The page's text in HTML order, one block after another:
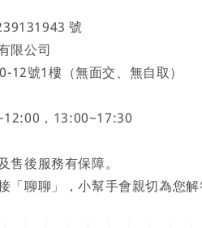
號
限公司
12號1樓（無面交、無自取）
，13:00~17:30
售後服務有保障。
聊聊」，小幫手會親切為您解